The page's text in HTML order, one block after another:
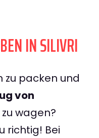
IN SILIVRI
zu packen und
von
zu wagen?
richtig! Bei